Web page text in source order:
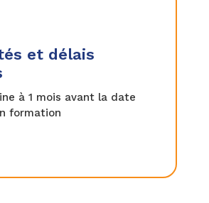
et délais
à 1 mois avant la date
formation